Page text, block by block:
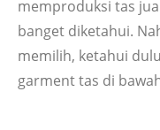
memproduksi tas
banget diketahui.
memilih, ketahui
garment tas di